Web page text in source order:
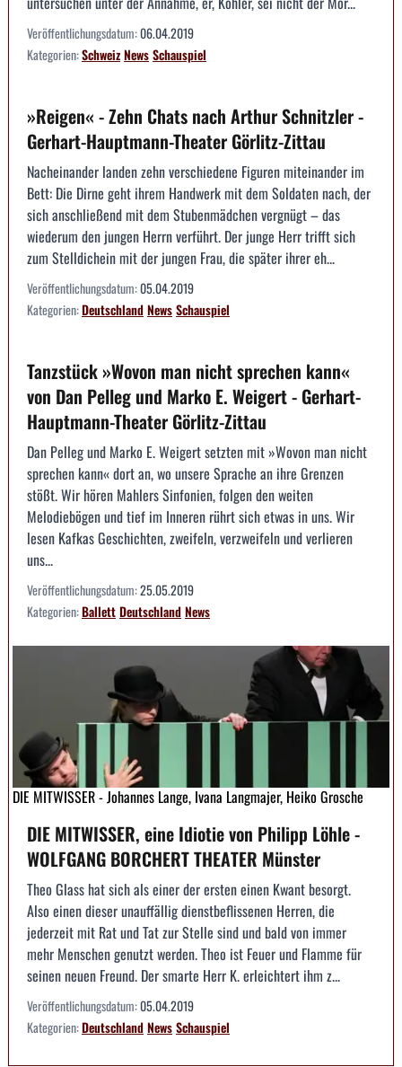
Veröffentlichungsdatum:06.04.2019
Kategorien:SchweizNewsSchauspiel
»Reigen« - Zehn Chats nach Arthur Schnitzler -
Gerhart-Hauptmann-Theater Görlitz-Zittau
Nacheinander landen zehn verschiedene Figuren miteinander im
Bett: Die Dirne geht ihrem Handwerk mit dem Soldaten nach, der
sich anschließend mit dem Stubenmädchen vergnügt – das
wiederum den jungen Herrn verführt. Der junge Herr trifft sich
zum Stelldichein mit der jungen Frau, die später ihrer eh...
Veröffentlichungsdatum:05.04.2019
Kategorien:DeutschlandNewsSchauspiel
Tanzstück »Wovon man nicht sprechen kann«
von Dan Pelleg und Marko E. Weigert - Gerhart-
Hauptmann-Theater Görlitz-Zittau
Dan Pelleg und Marko E. Weigert setzten mit »Wovon man nicht
sprechen kann« dort an, wo unsere Sprache an ihre Grenzen
stößt. Wir hören Mahlers Sinfonien, folgen den weiten
Melodiebögen und tief im Inneren rührt sich etwas in uns. Wir
lesen Kafkas Geschichten, zweifeln, verzweifeln und verlieren
uns...
Veröffentlichungsdatum:25.05.2019
Kategorien:BallettDeutschlandNews
DIE MITWISSER - Johannes Lange, Ivana Langmajer, Heiko Grosche
DIE MITWISSER, eine Idiotie von Philipp Löhle -
WOLFGANG BORCHERT THEATER Münster
Theo Glass hat sich als einer der ersten einen Kwant besorgt.
Also einen dieser unauffällig dienstbeflissenen Herren, die
jederzeit mit Rat und Tat zur Stelle sind und bald von immer
mehr Menschen genutzt werden. Theo ist Feuer und Flamme für
seinen neuen Freund. Der smarte Herr K. erleichtert ihm z...
Veröffentlichungsdatum:05.04.2019
Kategorien:DeutschlandNewsSchauspiel